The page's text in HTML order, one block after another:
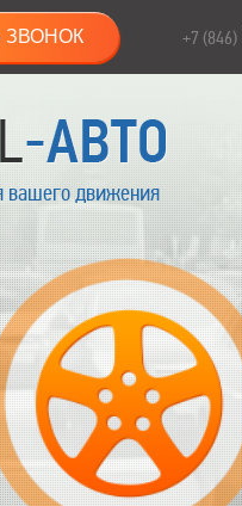
ЗВОНОК +7 (846)
движения